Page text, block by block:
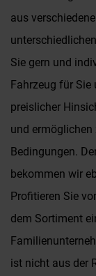
aus
Sie gern und
Fahrzeug für Sie
preislicher
und
Bedingungen.
bekommen wir
Profitieren Sie
dem Sortiment
ist nicht aus der